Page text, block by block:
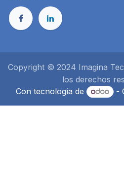
Copyright © 2024 Imagina
los derechos
Con tecnología de
-